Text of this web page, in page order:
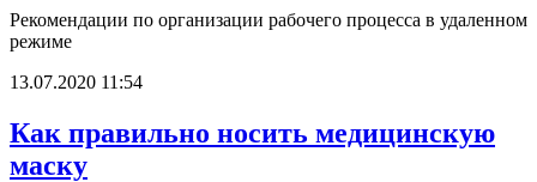
Рекомендации по организации рабочего процесса в удаленном
режиме
13.07.2020 11:54
Как правильно носить медицинскую
маску